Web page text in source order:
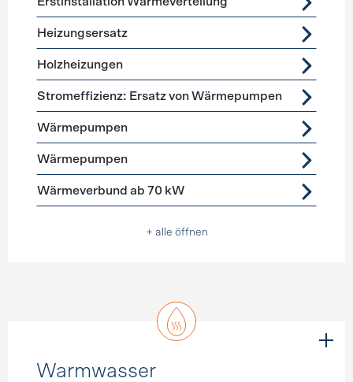
Heizungsersatz
Holzheizungen
Stromeffizienz: Ersatz von Wärmepumpen
Wärmepumpen
Wärmepumpen
Wärmeverbund ab 70 kW
+ alle öffnen
Warmwasser